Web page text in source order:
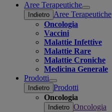
Aree Terapeutiche
Open
submenu
Indietro Aree Terapeutiche
Oncologia
Vaccini
Malattie Infettive
Malattie Rare
Malattie Croniche
Medicina Generale
Prodotti
Open
submenu
Indietro Prodotti
Oncologia
Indietro Oncologia